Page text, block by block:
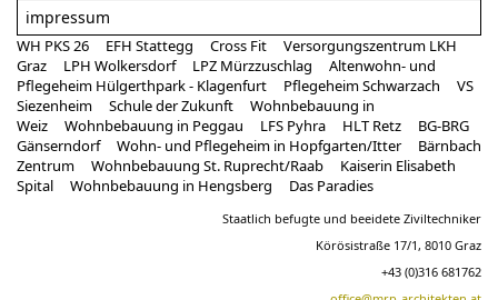
impressum
WH PKS 26 EFH Stattegg Cross Fit
Versorgungszentrum LKH
Graz
LPH Wolkersdorf LPZ Mürzzuschlag
Altenwohn- und
Pflegeheim Hülgerthpark - Klagenfurt
Pflegeheim Schwarzach
VS
Siezenheim
Schule der Zukunft
Wohnbebauung in
Weiz
Wohnbebauung in Peggau LFS Pyhra HLT Retz
BG-BRG
Gänserndorf
Wohn- und Pflegeheim in Hopfgarten/Itter
Bärnbach
Zentrum
Wohnbebauung St. Ruprecht/Raab
Kaiserin Elisabeth
Spital
Wohnbebauung in Hengsberg Das Paradies
Staatlich befugte und beeidete Ziviltechniker
Körösistraße 17/1, 8010 Graz
+43 (0)316 681762